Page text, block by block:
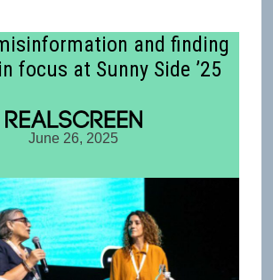
and finding
focus at Sunny Side ’25
June 26, 2025